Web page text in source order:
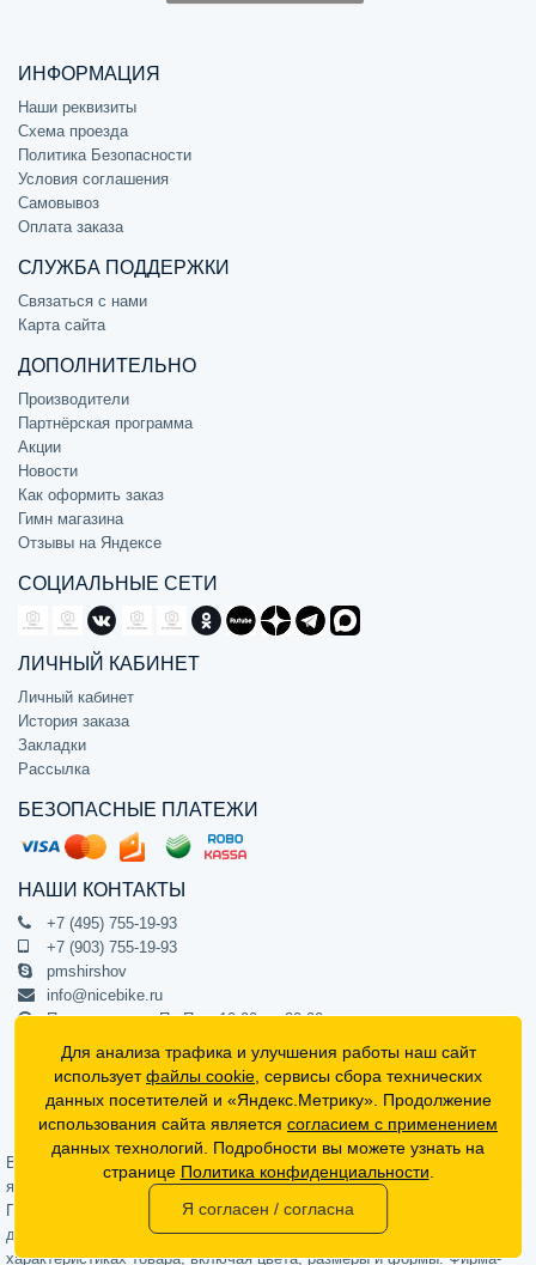
ИНФОРМАЦИЯ
Наши реквизиты
Схема проезда
Политика Безопасности
Условия соглашения
Самовывоз
Оплата заказа
СЛУЖБА ПОДДЕРЖКИ
Связаться с нами
Карта сайта
ДОПОЛНИТЕЛЬНО
Производители
Партнёрская программа
Акции
Новости
Как оформить заказ
Гимн магазина
Отзывы на Яндексе
СОЦИАЛЬНЫЕ СЕТИ
ЛИЧНЫЙ КАБИНЕТ
Личный кабинет
История заказа
Закладки
Рассылка
БЕЗОПАСНЫЕ ПЛАТЕЖИ
НАШИ КОНТАКТЫ
+7 (495) 755-19-93
+7 (903) 755-19-93
pmshirshov
info@nicebike.ru
Прием звонков Пн-Пт с 10:00 до 20:00
ПВЗ Пн-Пт с 10:00 до 20:00
г. Москва, ул. Барклая 13с1
подъезд 1, цокольный этаж, офис 1
Официальный интернет-магазин NiceBike © 2012 - 2026
Вся информация на сайте носит ознакомительный характер, не
является публичной офертой (определяемой положениями Статьи 437
Гражданского кодекса РФ) и не может в полной мере передавать
достоверную информацию о свойствах, комплектации и
характеристиках товара, включая цвета, размеры и формы. Фирма-
Для анализа трафика и улучшения работы наш сайт
используетфайлы cookie , сервисы сбора технических
данных посетителей и «Яндекс.Метрику». Продолжение
использования сайта является согласием с применением
данных технологий. Подробности вы можете узнать на
странице Политика конфиденциальности
Я согласен / согласна